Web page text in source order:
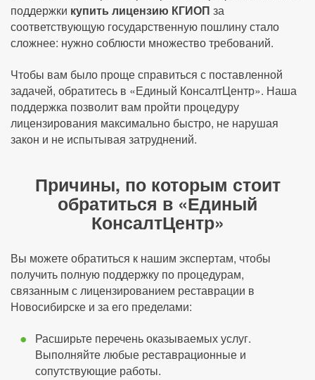
поддержки купить лицензию КГИОП за
соответствующую государственную пошлину стало
сложнее: нужно соблюсти множество требований.
Чтобы вам было проще справиться с поставленной
задачей, обратитесь в «Единый КонсалтЦентр». Наша
поддержка позволит вам пройти процедуру
лицензирования максимально быстро, не нарушая
закон и не испытывая затруднений.
Причины, по которым стоит
обратиться в «Единый
КонсалтЦентр»
Вы можете обратиться к нашим экспертам, чтобы
получить полную поддержку по процедурам,
связанным с лицензированием реставрации в
Новосибирске и за его пределами:
Расширьте перечень оказываемых услуг.
Выполняйте любые реставрационные и
сопутствующие работы.